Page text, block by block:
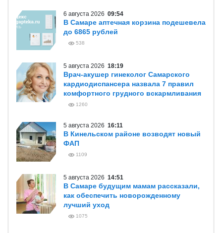
6 августа 2026 09:54
В Самаре аптечная корзина подешевела
до 6865 рублей
538
5 августа 2026 18:19
Врач-акушер гинеколог Самарского
кардиодиспансера назвала 7 правил
комфортного грудного вскармливания
1260
5 августа 2026 16:11
В Кинельском районе возводят новый
ФАП
1109
5 августа 2026 14:51
В Самаре будущим мамам рассказали,
как обеспечить новорожденному
лучший уход
1075